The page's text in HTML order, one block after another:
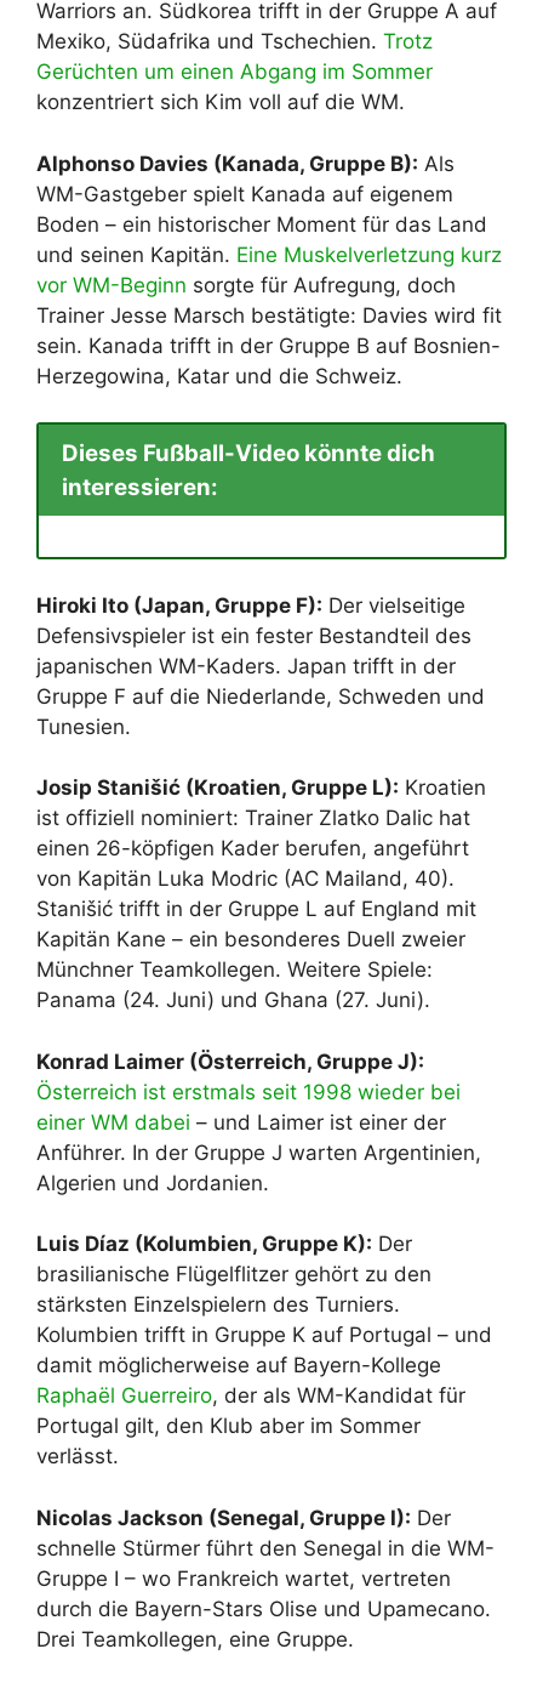
Warriors an. Südkorea trifft in der Gruppe A auf
Mexiko, Südafrika und Tschechien. Trotz
Gerüchten um einen Abgang im Sommer
konzentriert sich Kim voll auf die WM.
Alphonso Davies (Kanada, Gruppe B): Als
WM-Gastgeber spielt Kanada auf eigenem
Boden – ein historischer Moment für das Land
und seinen Kapitän. Eine Muskelverletzung kurz
vor WM-Beginn sorgte für Aufregung, doch
Trainer Jesse Marsch bestätigte: Davies wird fit
sein. Kanada trifft in der Gruppe B auf Bosnien-
Herzegowina, Katar und die Schweiz.
Dieses Fußball-Video könnte dich
interessieren:
Hiroki Ito (Japan, Gruppe F): Der vielseitige
Defensivspieler ist ein fester Bestandteil des
japanischen WM-Kaders. Japan trifft in der
Gruppe F auf die Niederlande, Schweden und
Tunesien.
Josip Stanišić (Kroatien, Gruppe L): Kroatien
ist offiziell nominiert: Trainer Zlatko Dalic hat
einen 26-köpfigen Kader berufen, angeführt
von Kapitän Luka Modric (AC Mailand, 40).
Stanišić trifft in der Gruppe L auf England mit
Kapitän Kane – ein besonderes Duell zweier
Münchner Teamkollegen. Weitere Spiele:
Panama (24. Juni) und Ghana (27. Juni).
Konrad Laimer (Österreich, Gruppe J):
Österreich ist erstmals seit 1998 wieder bei
einer WM dabei – und Laimer ist einer der
Anführer. In der Gruppe J warten Argentinien,
Algerien und Jordanien.
Luis Díaz (Kolumbien, Gruppe K): Der
brasilianische Flügelflitzer gehört zu den
stärksten Einzelspielern des Turniers.
Kolumbien trifft in Gruppe K auf Portugal – und
damit möglicherweise auf Bayern-Kollege
Raphaël Guerreiro, der als WM-Kandidat für
Portugal gilt, den Klub aber im Sommer
verlässt.
Nicolas Jackson (Senegal, Gruppe I): Der
schnelle Stürmer führt den Senegal in die WM-
Gruppe I – wo Frankreich wartet, vertreten
durch die Bayern-Stars Olise und Upamecano.
Drei Teamkollegen, eine Gruppe.